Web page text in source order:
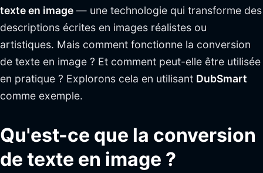
texte en image — une technologie qui transforme des
descriptions écrites en images réalistes ou
artistiques. Mais comment fonctionne la conversion
de texte en image ? Et comment peut-elle être utilisée
en pratique ? Explorons cela en utilisant DubSmart
comme exemple.
Qu'est-ce que la conversion
de texte en image ?